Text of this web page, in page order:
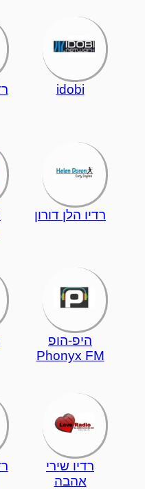
idobi
רדיו הלן דורון
היפ-הופ
Phonyx FM
רדיו שירי
אהבה